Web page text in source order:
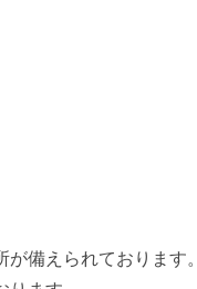
備えられております。